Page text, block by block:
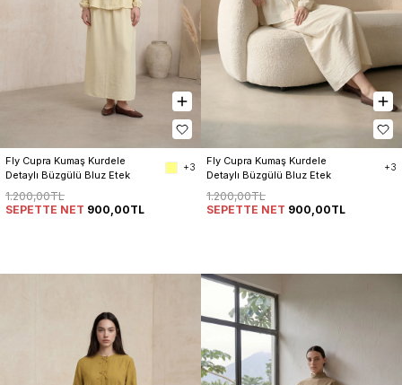
Fly Cupra Kumaş Kurdele
Detaylı Büzgülü Bluz Etek
+3
1.200,00TL
SEPETTE NET 900,00TL
Fly Cupra Kumaş Kurdele
Detaylı Büzgülü Bluz Etek
+3
1.200,00TL
SEPETTE NET 900,00TL